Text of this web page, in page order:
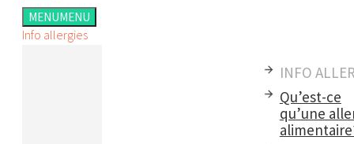
MENUMENU
Info allergies
INFO
Qu’est-ce
qu’une